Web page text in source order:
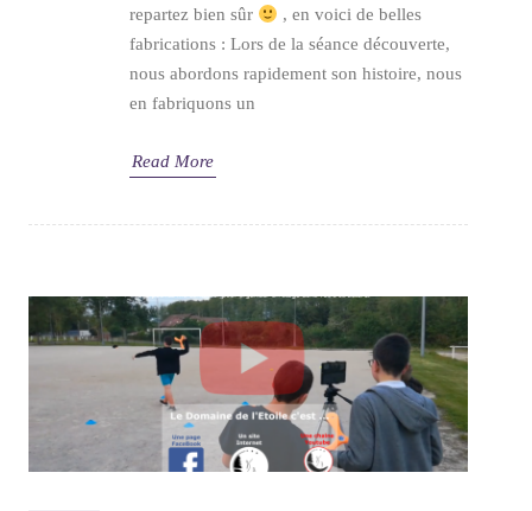
repartez bien sûr
, en voici de belles
fabrications : Lors de la séance découverte,
nous abordons rapidement son histoire, nous
en fabriquons un
Read More